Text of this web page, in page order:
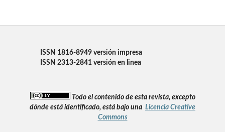
ISSN 1816-8949 versión impresa
ISSN 2313-2841 versión en linea
Todo el contenido de esta revista, excepto
dónde está identificado, está bajo una Licencia Creative
Commons